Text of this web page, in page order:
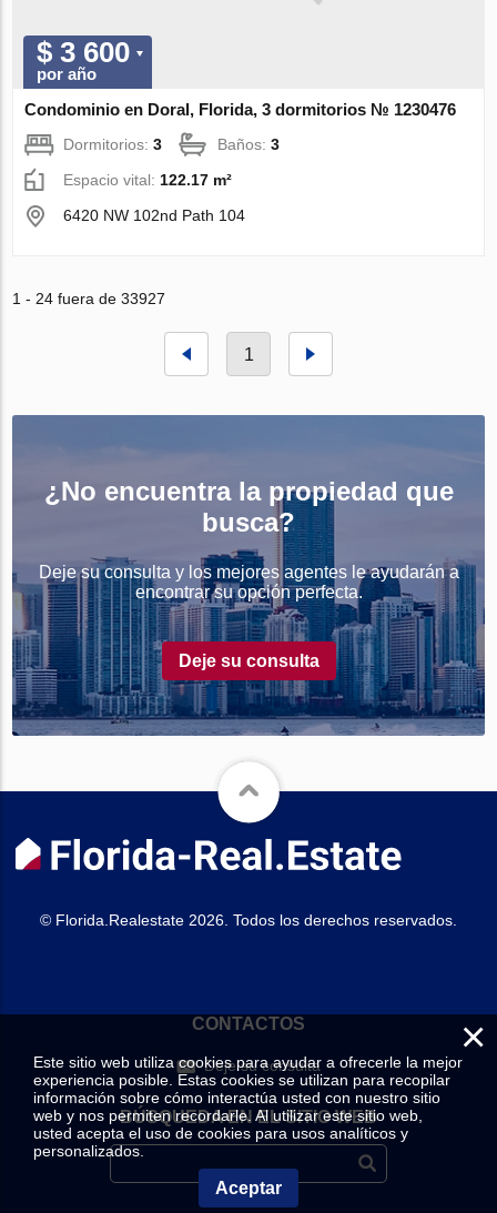
$ 3 600
por año
Condominio en Doral, Florida, 3 dormitorios № 1230476
Dormitorios:3 Baños:3
Espacio vital:122.17 m²
6420 NW 102nd Path 104
1 - 24 fuera de 33927
1
¿No encuentra la propiedad que
busca?
Deje su consulta y los mejores agentes le ayudarán a
encontrar su opción perfecta.
Deje su consulta
© Florida.Realestate 2026. Todos los derechos reservados.
CONTACTOS
Deje su consulta
BÚSQUEDA EN EL SITIO WEB
×
Este sitio web utiliza cookies para ayudar a ofrecerle la mejor
experiencia posible. Estas cookies se utilizan para recopilar
información sobre cómo interactúa usted con nuestro sitio
web y nos permiten recordarle. Al utilizar este sitio web,
usted acepta el uso de cookies para usos analíticos y
personalizados.
Aceptar